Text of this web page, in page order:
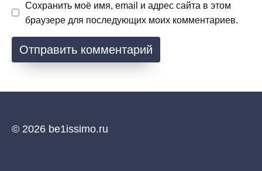
Сохранить моё имя, email и адрес сайта в этом
браузере для последующих моих комментариев.
© 2026 be1issimo.ru